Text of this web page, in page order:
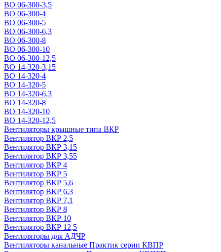
ВО 06-300-3,5
ВО 06-300-4
ВО 06-300-5
ВО 06-300-6,3
ВО 06-300-8
ВО 06-300-10
ВО 06-300-12,5
ВО 14-320-3,15
ВО 14-320-4
ВО 14-320-5
ВО 14-320-6,3
ВО 14-320-8
ВО 14-320-10
ВО 14-320-12,5
Вентиляторы крышные типа ВКР
Вентилятор ВКР 2,5
Вентилятор ВКР 3,15
Вентилятор ВКР 3,55
Вентилятор ВКР 4
Вентилятор ВКР 5
Вентилятор ВКР 5,6
Вентилятор ВКР 6,3
Вентилятор ВКР 7,1
Вентилятор ВКР 8
Вентилятор ВКР 10
Вентилятор ВКР 12,5
Вентиляторы для АДЧР
Вентиляторы канальные Практик серии КВПР